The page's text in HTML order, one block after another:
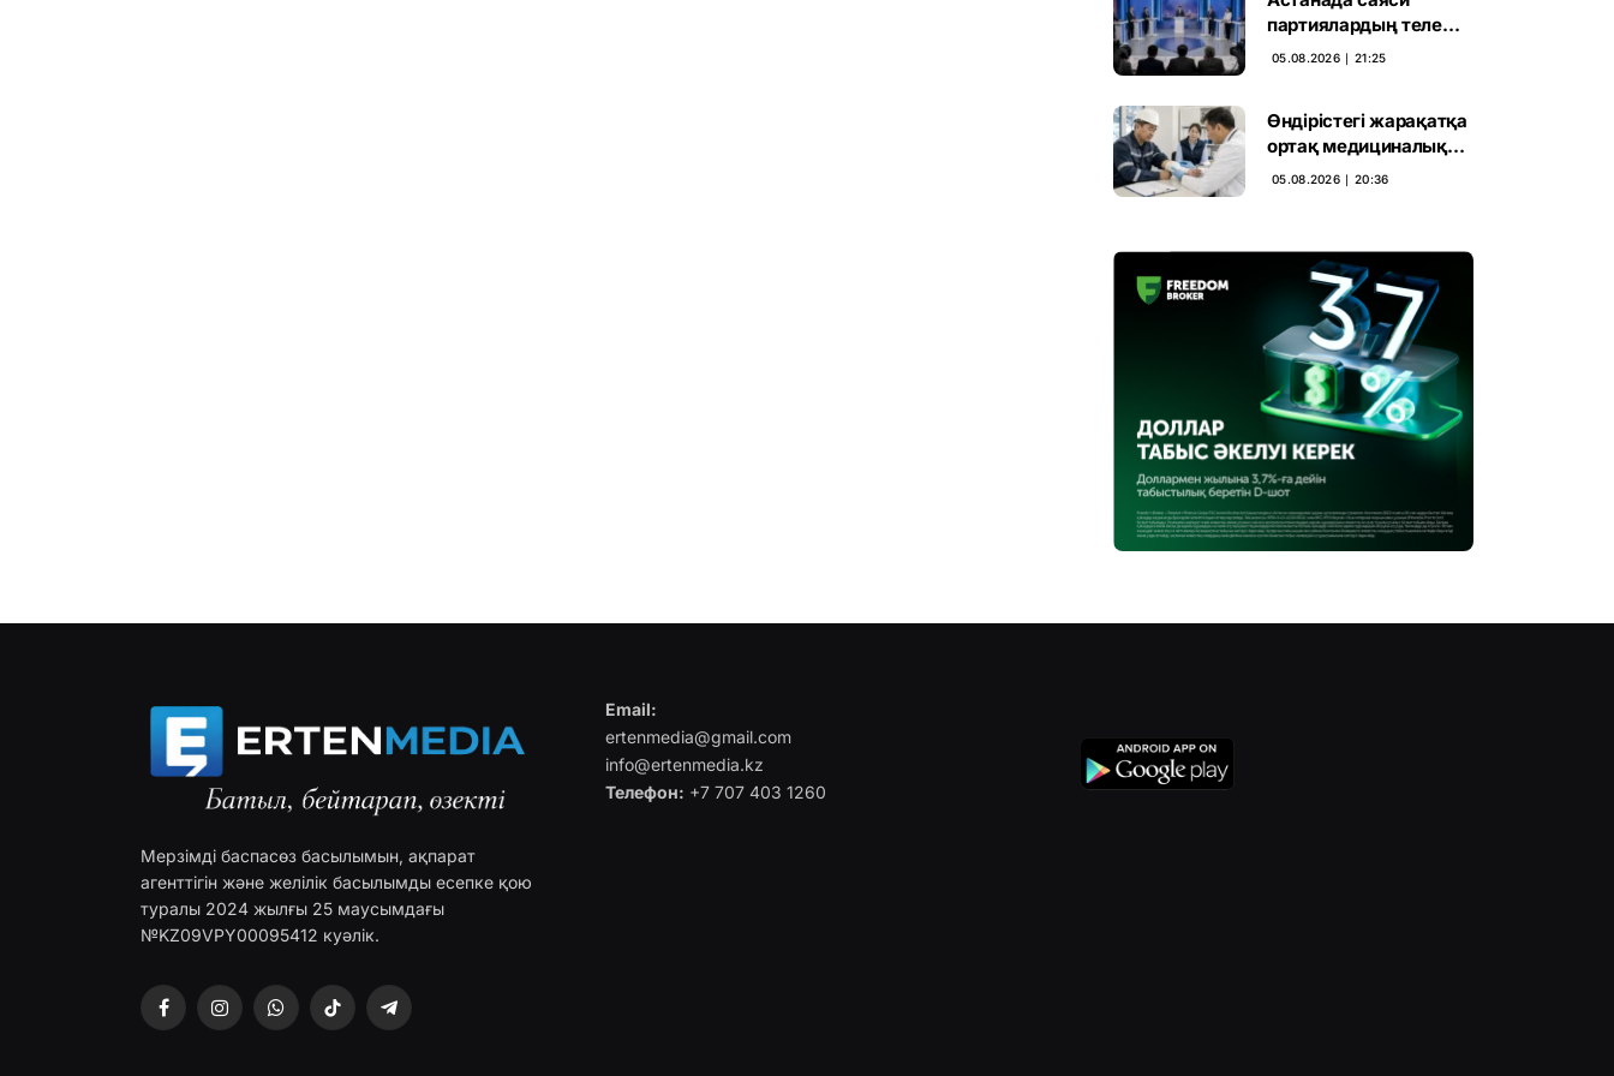
партиялардың теле
дебаты басталды
05.08.2026 ∣ 21:25
Өндірістегі жарақатқа
ортақ медициналық
талап енгізілмек
05.08.2026 ∣ 20:36
Мерзімді баспасөз басылымын, ақпарат
агенттігін және желілік басылымды есепке қою
туралы 2024 жылғы 25 маусымдағы
№KZ09VPY00095412 куәлік.
FacebookInstagramWhatsAppTikTok Telegram
Email:
ertenmedia@gmail.com
info@ertenmedia.kz
Телефон: +7 707 403 1260